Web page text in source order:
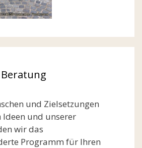
und Zielsetzungen
Ideen und unserer
wir das
Programm für Ihren